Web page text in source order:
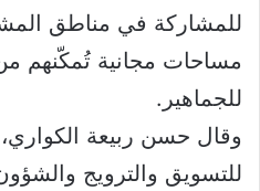
للمشاركة في مناطق
مساحات مجانية تُمكّنهم
للجماهير.
وقال حسن ربيعة الكواري،
للتسويق والترويج والشؤون